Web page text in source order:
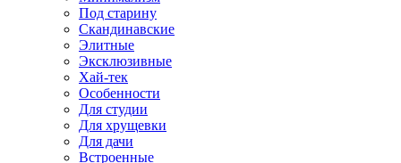
Под старину
Скандинавские
Элитные
Эксклюзивные
Хай-тек
Особенности
Для студии
Для хрущевки
Для дачи
Встроенные